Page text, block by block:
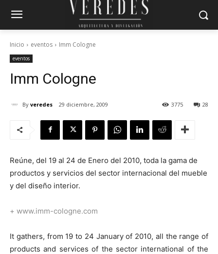
Inicio eventos Imm Cologne
eventos
Imm Cologne
By veredes 29 diciembre, 2009 28
3775
Reúne, del 19 al 24 de Enero del 2010, toda la gama de
productos y servicios del sector internacional del mueble
y del diseño interior.
+ www.imm-cologne.com
It gathers, from 19 to 24 January of 2010, all the range of
products and services of the sector international of the